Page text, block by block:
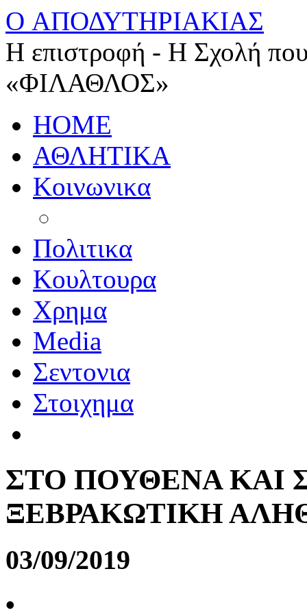
O ΑΠΟΔΥΤΗΡΙΑΚΙΑΣ
Η επιστροφή - Η Σχολή
«ΦΙΛΑΘΛΟΣ»
HOME
ΑΘΛΗΤΙΚΑ
Κοινωνικα
Πολιτικα
Κουλτουρα
Χρημα
Media
Σεντονια
Στοιχημα
ΣΤΟ ΠΟΥΘΕΝΑ ΚΑΙ
ΞΕΒΡΑΚΩΤΙΚΗ
03/09/2019
•